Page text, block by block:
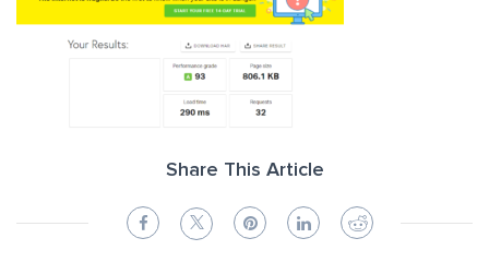
Share This Article